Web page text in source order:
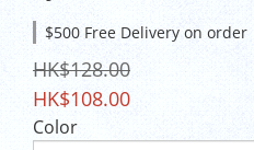
$500 Free Delivery on order
HK$128.00
HK$108.00
Color